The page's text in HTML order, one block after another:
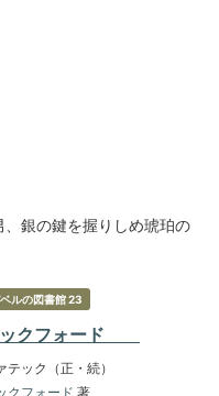
銀の鍵を握りしめ琥珀の
ルの図書館 23
クフォード
テック（正・続）
クフォード 著